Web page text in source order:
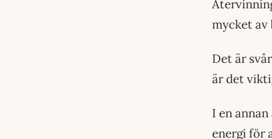
mycket av
Det är
är det
I en
energi för